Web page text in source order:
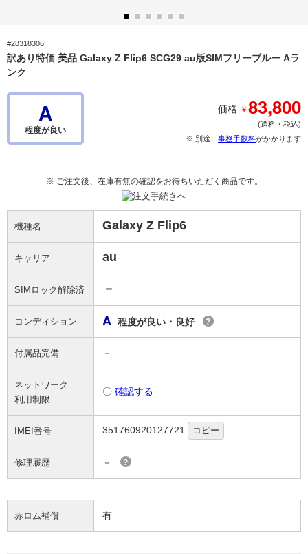
#28318306
訳あり特価 美品 Galaxy Z Flip6 SCG29 au版SIMフリーブルー Aラ
ンク
A
程度が良い
価格 ￥83,800
(送料・税込)
※ 別途、 事務手数料がかかります
※ ご注文後、在庫有無の確認をお待ちいただく商品です。
機種名 Galaxy Z Flip6
キャリア au
SIMロック解除済 －
コンディション A 程度が良い・良好 ?
付属品完備 －
ネットワーク
利用制限
〇 確認する
IMEI番号 351760920127721 コピー
修理履歴 － ?
赤ロム補償 有